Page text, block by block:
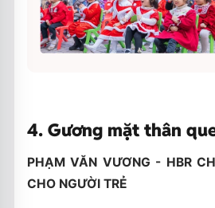
4. Gương mặt thân
PHẠM VĂN VƯƠNG - HBR
CHO NGƯỜI TRẺ